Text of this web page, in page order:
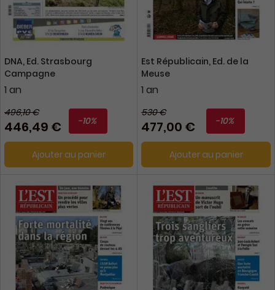
DNA, Ed. Strasbourg
Campagne
1 an
496,10 €
446,49 € -10%
Ajouter au panier
Est Républicain, Ed. de la
Meuse
1 an
530 €
477,00 € -10%
Ajouter au panier